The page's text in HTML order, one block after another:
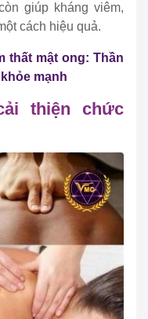
giúp kháng viêm,
cách hiệu quả.
thất mật ong: Thần
mạnh
thiện chức